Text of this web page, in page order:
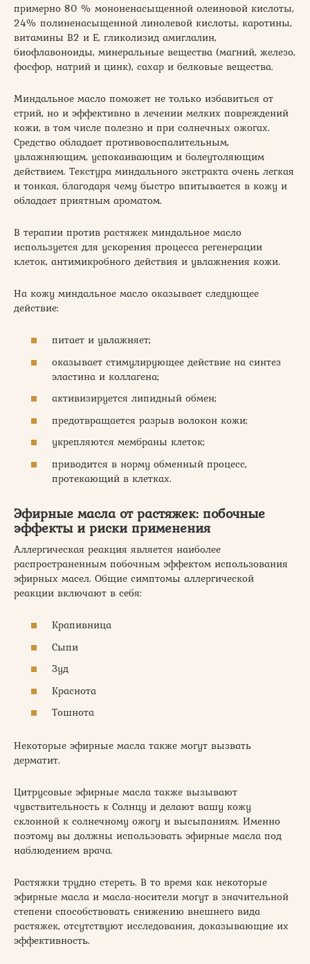
примерно 80 % мононенасыщенной олеиновой кислоты,
24% полиненасыщенной линолевой кислоты, каротины,
витамины В2 и Е, гликолизид амиглалин,
биофлавоноиды, минеральные вещества (магний, железо,
фосфор, натрий и цинк), сахар и белковые вещества.
Миндальное масло поможет не только избавиться от
стрий, но и эффективно в лечении мелких повреждений
кожи, в том числе полезно и при солнечных ожогах.
Средство обладает противовоспалительным,
увлажняющим, успокаивающим и болеутоляющим
действием. Текстура миндального экстракта очень легкая
и тонкая, благодаря чему быстро впитывается в кожу и
обладает приятным ароматом.
В терапии против растяжек миндальное масло
используется для ускорения процесса регенерации
клеток, антимикробного действия и увлажнения кожи.
На кожу миндальное масло оказывает следующее
действие:
питает и увлажняет;
оказывает стимулирующее действие на синтез
эластина и коллагена;
активизируется липидный обмен;
предотвращается разрыв волокон кожи;
укрепляются мембраны клеток;
приводится в норму обменный процесс,
протекающий в клетках.
Эфирные масла от растяжек: побочные
эффекты и риски применения
Аллергическая реакция является наиболее
распространенным побочным эффектом использования
эфирных масел. Общие симптомы аллергической
реакции включают в себя:
Крапивница
Сыпи
Зуд
Краснота
Тошнота
Некоторые эфирные масла также могут вызвать
дерматит.
Цитрусовые эфирные масла также вызывают
чувствительность к Солнцу и делают вашу кожу
склонной к солнечному ожогу и высыпаниям. Именно
поэтому вы должны использовать эфирные масла под
наблюдением врача.
Растяжки трудно стереть. В то время как некоторые
эфирные масла и масла-носители могут в значительной
степени способствовать снижению внешнего вида
растяжек, отсутствуют исследования, доказывающие их
эффективность.